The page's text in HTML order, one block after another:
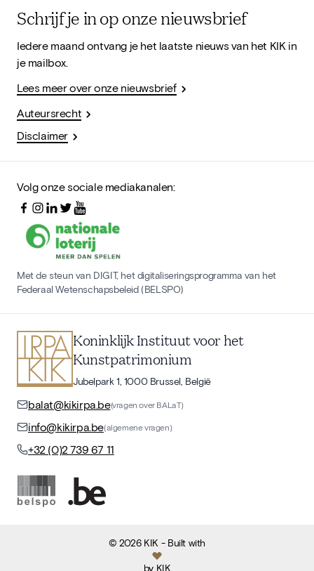
Schrijf je in op onze nieuwsbrief
Iedere maand ontvang je het laatste nieuws van het KIK in
je mailbox.
Lees meer over onze nieuwsbrief
Auteursrecht
Disclaimer
Volg onze sociale mediakanalen:
Met de steun van DIGIT, het digitaliseringsprogramma van het
Federaal Wetenschapsbeleid (BELSPO)
Koninklijk Instituut voor het
Kunstpatrimonium
Jubelpark 1, 1000 Brussel, België
balat@kikirpa.be(vragen over BALaT)
info@kikirpa.be(algemene vragen)
+32 (0)2 739 67 11
©2026 KIK - Built with
by KIK